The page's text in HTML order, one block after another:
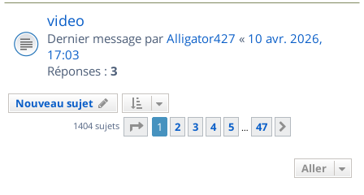
video
Dernier message par Alligator427 « 10 avr. 2026,
17:03
Réponses : 3
Nouveau sujet
1404 sujets Page 1sur
1 2 3 4 5 … 47
Aller